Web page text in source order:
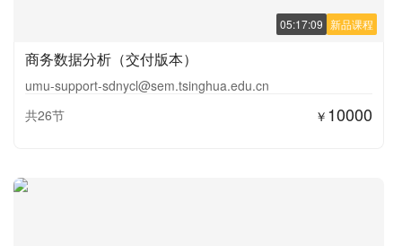
新品课程
05:17:09
商务数据分析（交付版本）
umu-support-sdnycl@sem.tsinghua.edu.cn
共26节
￥ 10000